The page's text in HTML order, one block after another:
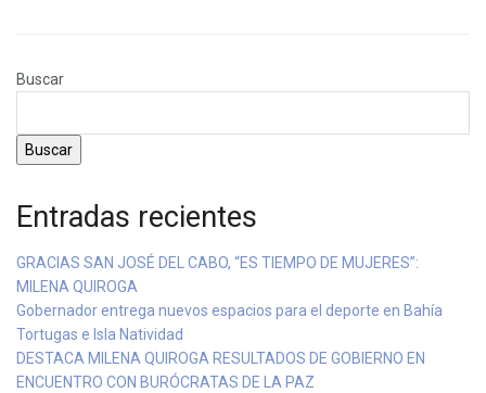
Buscar
Buscar
Entradas recientes
GRACIAS SAN JOSÉ DEL CABO, “ES TIEMPO DE MUJERES”:
MILENA QUIROGA
Gobernador entrega nuevos espacios para el deporte en Bahía
Tortugas e Isla Natividad
DESTACA MILENA QUIROGA RESULTADOS DE GOBIERNO EN
ENCUENTRO CON BURÓCRATAS DE LA PAZ